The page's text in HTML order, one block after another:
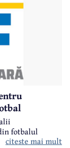
fotbalul
citeste mai mult